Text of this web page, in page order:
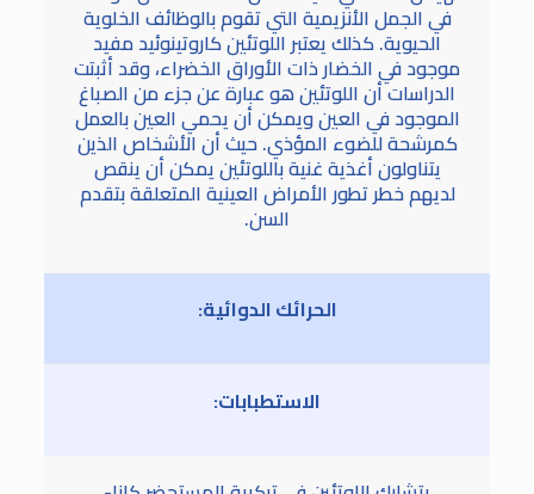
في الجمل الأنزيمية التي تقوم بالوظائف الخلوية
الحيوية. كذلك يعتبر اللوتئين كاروتينوئيد مفيد
موجود في الخضار ذات الأوراق الخضراء، وقد أثبتت
الدراسات أن اللوتئين هو عبارة عن جزء من الصباغ
الموجود في العين ويمكن أن يحمي العين بالعمل
كمرشحة للضوء المؤذي. حيث أن الأشخاص الذين
يتناولون أغذية غنية باللوتئين يمكن أن ينقص
لديهم خطر تطور الأمراض العينية المتعلقة بتقدم
السن.
الحرائك الدوائية:
الاستطبابات: